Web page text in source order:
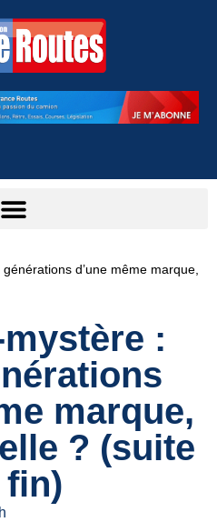
d’une même marque,
:
marque,
? (suite
fin)